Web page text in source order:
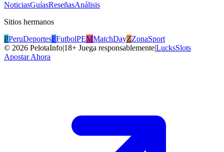
NoticiasGuíasReseñasAnálisis
Sitios hermanos
PPeruDeportesFFutbolPEMMatchDayZZonaSport
© 2026 PelotaInfo|18+ Juega responsablemente|LucksSlots
Apostar Ahora